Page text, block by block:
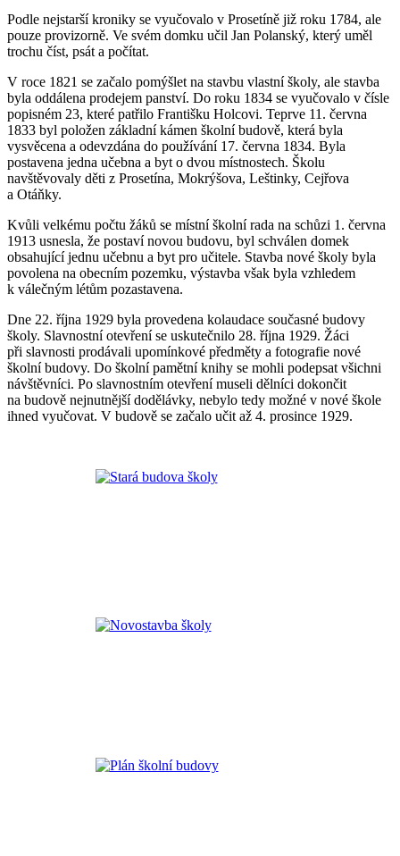
Podle nejstarší kroniky se vyučovalo v Prosetíně již roku 1784, ale
pouze provizorně. Ve svém domku učil Jan Polanský, který uměl
trochu číst, psát a počítat.
V roce 1821 se začalo pomýšlet na stavbu vlastní školy, ale stavba
byla oddálena prodejem panství. Do roku 1834 se vyučovalo v čísle
popisném 23, které patřilo Františku Holcovi. Teprve 11. června
1833 byl položen základní kámen školní budově, která byla
vysvěcena a odevzdána do používání 17. června 1834. Byla
postavena jedna učebna a byt o dvou místnostech. Školu
navštěvovaly děti z Prosetína, Mokrýšova, Leštinky, Cejřova
a Otáňky.
Kvůli velkému počtu žáků se místní školní rada na schůzi 1. června
1913 usnesla, že postaví novou budovu, byl schválen domek
obsahující jednu učebnu a byt pro učitele. Stavba nové školy byla
povolena na obecním pozemku, výstavba však byla vzhledem
k válečným létům pozastavena.
Dne 22. října 1929 byla provedena kolaudace současné budovy
školy. Slavnostní otevření se uskutečnilo 28. října 1929. Žáci
při slavnosti prodávali upomínkové předměty a fotografie nové
školní budovy. Do školní pamětní knihy se mohli podepsat všichni
návštěvníci. Po slavnostním otevření museli dělníci dokončit
na budově nejnutnější dodělávky, nebylo tedy možné v nové škole
ihned vyučovat. V budově se začalo učit až 4. prosince 1929.